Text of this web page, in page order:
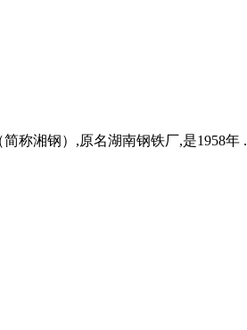
称湘钢）,原名湖南钢铁厂,是1958年 .